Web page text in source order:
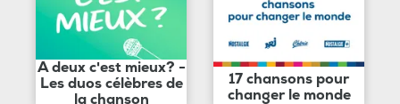
A deux c'est mieux? -
Les duos célèbres de
la chanson
17 chansons pour
changer le monde